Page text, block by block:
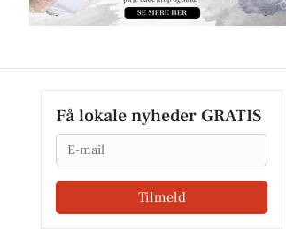
Få lokale nyheder GRATIS
Email
Tilmeld